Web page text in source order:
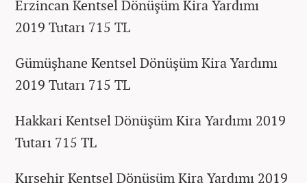
Erzincan Kentsel Dönüşüm Kira Yardımı
2019 Tutarı 715 TL
Gümüşhane Kentsel Dönüşüm Kira Yardımı
2019 Tutarı 715 TL
Hakkari Kentsel Dönüşüm Kira Yardımı 2019
Tutarı 715 TL
Kırşehir Kentsel Dönüşüm Kira Yardımı 2019